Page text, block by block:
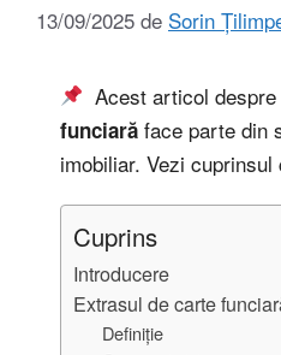
13/09/2025 de Sorin
Acest articol
funciară face parte din
imobiliar. Vezi cuprinsul
Cuprins
Introducere
Extrasul de carte
Definiție